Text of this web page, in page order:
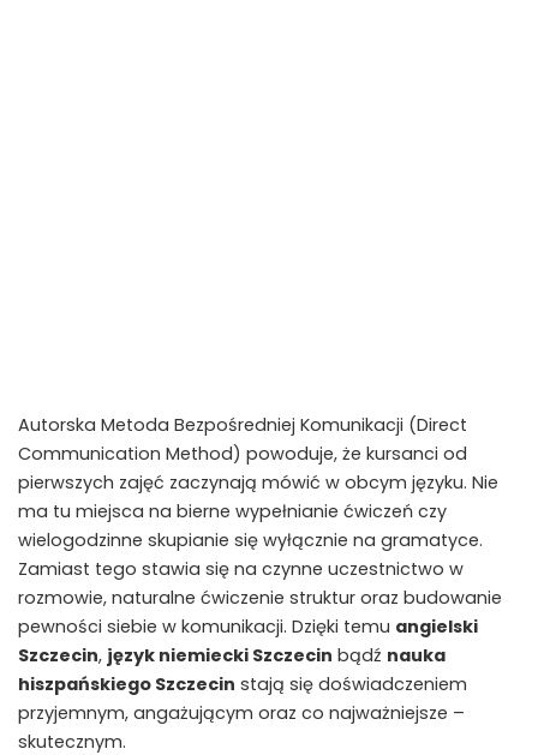
Autorska Metoda Bezpośredniej Komunikacji (Direct
Communication Method) powoduje, że kursanci od
pierwszych zajęć zaczynają mówić w obcym języku. Nie
ma tu miejsca na bierne wypełnianie ćwiczeń czy
wielogodzinne skupianie się wyłącznie na gramatyce.
Zamiast tego stawia się na czynne uczestnictwo w
rozmowie, naturalne ćwiczenie struktur oraz budowanie
pewności siebie w komunikacji. Dzięki temu angielski
Szczecin, język niemiecki Szczecin bądź nauka
hiszpańskiego Szczecin stają się doświadczeniem
przyjemnym, angażującym oraz co najważniejsze –
skutecznym.